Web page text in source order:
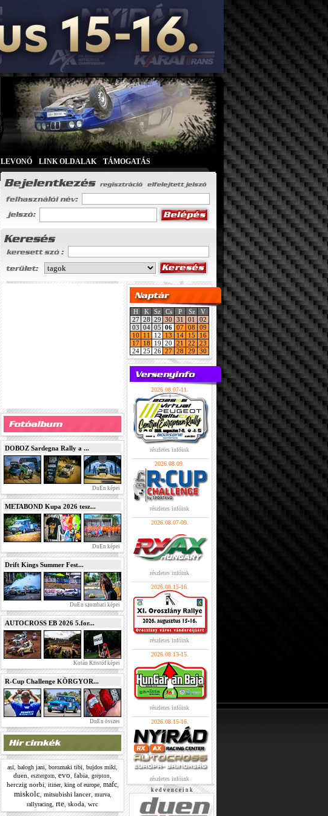
LEVONÓ LINK OLDALAK TÁMOGATÁS
DOBOZ Sardegna Rally a ...
DuEn képei
METABOND Kupa 2026 tesz...
DuEn képei
Drift Kings Summer Fest...
DuEn szombati képei
AUTOCROSS EB 2026 5.for...
Kotán Kristóf képei
R-Cup Challenge KÖRGYOR...
DuEn összes
asi balogh jani boroznaki tibi bujdos miki
duen
esztergom evo fabia grepton
herczig norbi
itiner, king of europe, mafc,
miskolc, mitsubishi lancer, murva,
rallyracing rte skoda wrc
H K Sz Cs P Sz
V
27 28 29 30 31 01
02
03 04 05 06 07 08
09
10
11 12 13 14 15
16
17
18 19 20 21 22
23
24 25 26 27 28 29 30
2026.08.07-11.
részletes infóink
2026.08.09.
részletes infóink
2026.08.07-09.
részletes infóink
2026.08.15-16.
részletes infóink
2026.08.13-15.
részletes infóink
2026.08.15-16.
részletes infóink
k e d v e n c e i n k